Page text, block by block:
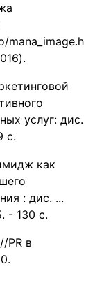
услуг: дис.
c.
как
: дис. ...
- 130 с.
PR в